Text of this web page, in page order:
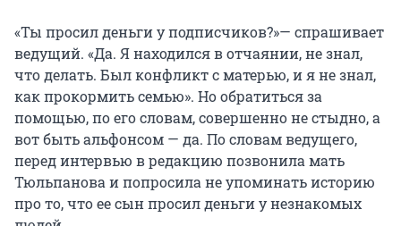
«Ты просил деньги у подписчиков?»— спрашивает
ведущий. «Да. Я находился в отчаянии, не знал,
что делать. Был конфликт с матерью, и я не знал,
как прокормить семью». Но обратиться за
помощью, по его словам, совершенно не стыдно, а
вот быть альфонсом — да. По словам ведущего,
перед интервью в редакцию позвонила мать
Тюльпанова и попросила не упоминать историю
про то, что ее сын просил деньги у незнакомых